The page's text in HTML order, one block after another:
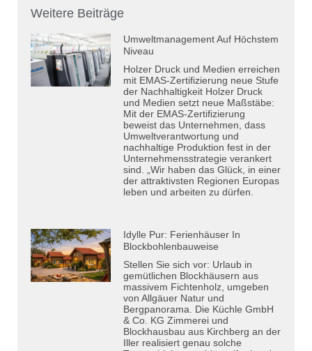
Weitere Beiträge
Umweltmanagement Auf Höchstem
Niveau
Holzer Druck und Medien erreichen
mit EMAS-Zertifizierung neue Stufe
der Nachhaltigkeit Holzer Druck
und Medien setzt neue Maßstäbe:
Mit der EMAS-Zertifizierung
beweist das Unternehmen, dass
Umweltverantwortung und
nachhaltige Produktion fest in der
Unternehmensstrategie verankert
sind. „Wir haben das Glück, in einer
der attraktivsten Regionen Europas
leben und arbeiten zu dürfen.
Idylle Pur: Ferienhäuser In
Blockbohlenbauweise
Stellen Sie sich vor: Urlaub in
gemütlichen Blockhäusern aus
massivem Fichtenholz, umgeben
von Allgäuer Natur und
Bergpanorama. Die Küchle GmbH
& Co. KG Zimmerei und
Blockhausbau aus Kirchberg an der
Iller realisiert genau solche